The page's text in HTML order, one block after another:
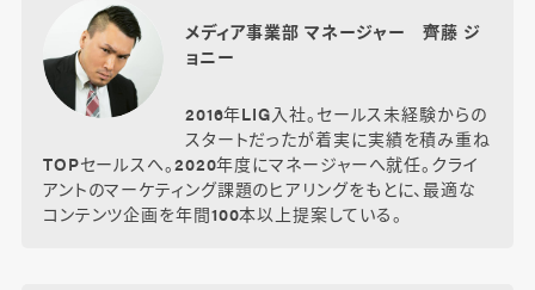
メディア事業部 マネージャー 齊藤 ジ
ョニー
2016年LIG入社。セールス未経験からの
スタートだったが着実に実績を積み重ね
TOPセールスへ。2020年度にマネージャーへ就任。クライ
アントのマーケティング課題のヒアリングをもとに、最適な
コンテンツ企画を年間100本以上提案している。